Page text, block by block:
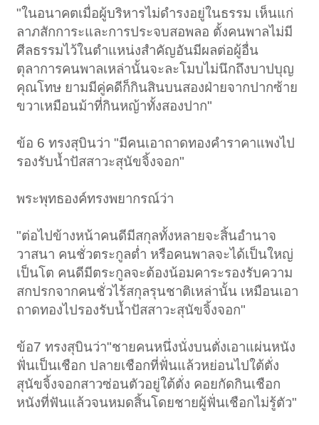
"ในอนาคตเมื่อผู้บริหารไม่ดำรงอยู่ในธรรม เห็นแก่
ลาภสักการะและการประจบสอพลอ ตั้งคนพาลไม่มี
ศีลธรรมไว้ในตำแหน่งสำคัญอันมีผลต่อผู้อื่น
ตุลาการคนพาลเหล่านั้นจะละโมบไม่นึกถึงบาปบุญ
คุณโทษ ยามมีคู่คดีก็กินสินบนสองฝ่ายจากปากซ้าย
ขวาเหมือนม้าที่กินหญ้าทั้งสองปาก"
ข้อ 6 ทรงสุบินว่า "มีคนเอาถาดทองคำราคาแพงไป
รองรับน้ำปัสสาวะสุนัขจิ้งจอก"
พระพุทธองค์ทรงพยากรณ์ว่า
"ต่อไปข้างหน้าคนดีมีสกุลทั้งหลายจะสิ้นอำนาจ
วาสนา คนชั่วตระกูลต่ำ หรือคนพาลจะได้เป็นใหญ่
เป็นโต คนดีมีตระกูลจะต้องน้อมคาระรองรับความ
สกปรกจากคนชั่วไร้สกุลรุนชาติเหล่านั้น เหมือนเอา
ถาดทองไปรองรับน้ำปัสสาวะสุนัขจิ้งจอก"
ข้อ7 ทรงสุบินว่า"ชายคนหนึ่งนั่งบนตั่งเอาแผ่นหนัง
ฟั่นเป็นเชือก ปลายเชือกที่ฟั่นแล้วหย่อนไปใต้ตั่ง
สุนัขจิ้งจอกสาวซ่อนตัวอยู่ใต้ตั่ง คอยกัดกินเชือก
หนังที่ฟันแล้วจนหมดสิ้นโดยชายผู้ฟั่นเชือกไม่รู้ตัว"